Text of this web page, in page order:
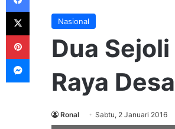
Nasional
Dua
Raya
Ronal Sabtu, 2 Januari 2016
X
Pinterest
Messenger